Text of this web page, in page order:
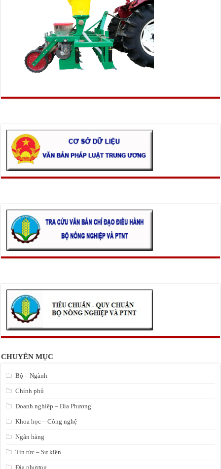
CHUYÊN MỤC
Bộ – Ngành
Chính phủ
Doanh nghiệp – Địa Phương
Khoa học – Công nghệ
Ngân hàng
Tin tức – Sự kiện
Địa phương